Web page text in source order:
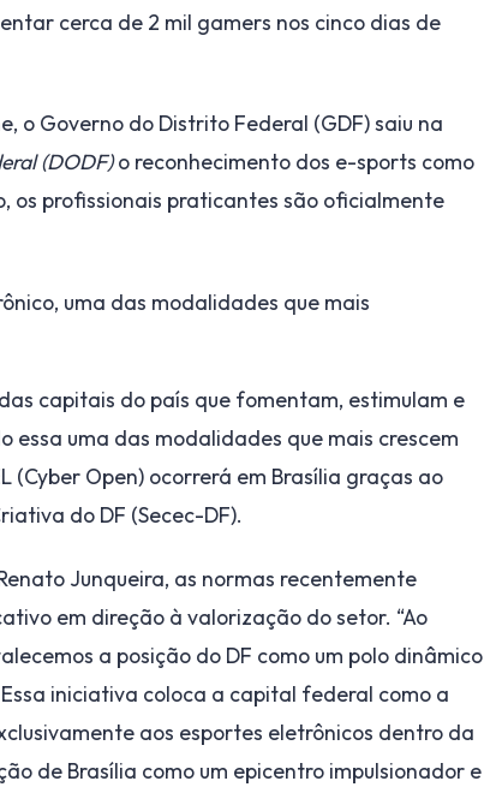
cerca de 2 mil gamers nos cinco dias de
o Governo do Distrito Federal (GDF) saiu na
(DODF)o reconhecimento dos e-sports como
os profissionais praticantes são oficialmente
uma das modalidades que mais
capitais do país que fomentam, estimulam e
uma das modalidades que mais crescem
(Cyber Open) ocorrerá em Brasília graças ao
do DF (Secec-DF).
Junqueira, as normas recentemente
em direção à valorização do setor. “Ao
a posição do DF como um polo dinâmico
iniciativa coloca a capital federal como a
aos esportes eletrônicos dentro da
de Brasília como um epicentro impulsionador e